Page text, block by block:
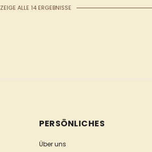
ZEIGE ALLE 14 ERGEBNISSE
PERSÖNLICHES
Über uns